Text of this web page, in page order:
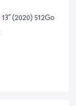
(2020) 512Go